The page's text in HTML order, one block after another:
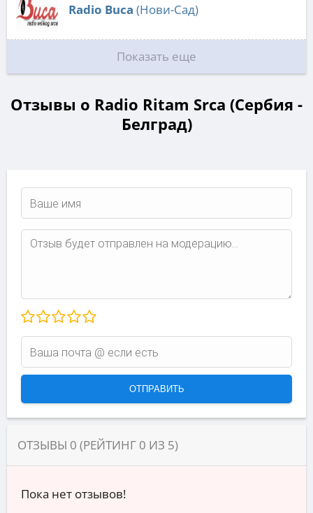
Radio Buca (Нови-Сад)
Показать еще
Отзывы о Radio Ritam Srca (Сербия -
Белград)
ОТЗЫВЫ 0 (РЕЙТИНГ 0 ИЗ 5)
Пока нет отзывов!